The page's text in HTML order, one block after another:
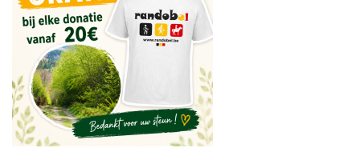
ZICH AANMELDEN
GRATIS REGISTRATIE
WACHTWOORD VERGETEN